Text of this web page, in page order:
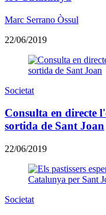
Marc Serrano Òssul
22/06/2019
Societat
Consulta en directe
sortida de Sant Joan
22/06/2019
Societat